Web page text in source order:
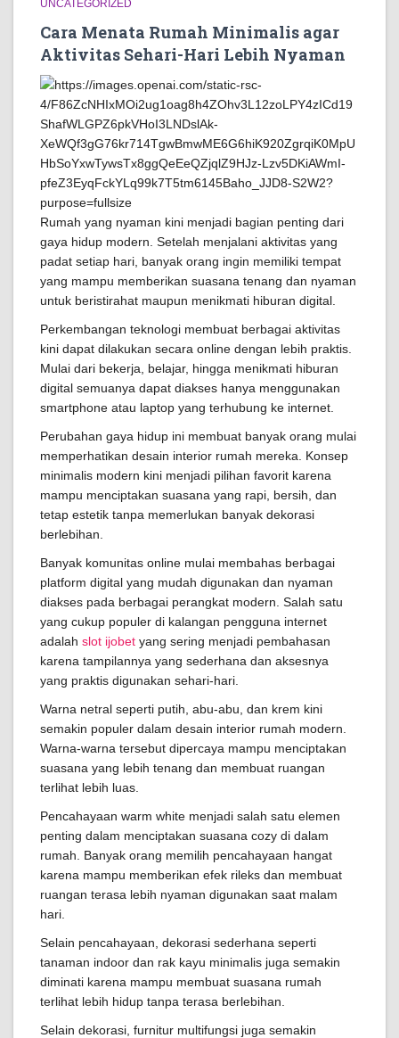
UNCATEGORIZED
Cara Menata Rumah Minimalis agar
Aktivitas Sehari-Hari Lebih Nyaman
Rumah yang nyaman kini menjadi bagian penting dari
gaya hidup modern. Setelah menjalani aktivitas yang
padat setiap hari, banyak orang ingin memiliki tempat
yang mampu memberikan suasana tenang dan nyaman
untuk beristirahat maupun menikmati hiburan digital.
Perkembangan teknologi membuat berbagai aktivitas
kini dapat dilakukan secara online dengan lebih praktis.
Mulai dari bekerja, belajar, hingga menikmati hiburan
digital semuanya dapat diakses hanya menggunakan
smartphone atau laptop yang terhubung ke internet.
Perubahan gaya hidup ini membuat banyak orang mulai
memperhatikan desain interior rumah mereka. Konsep
minimalis modern kini menjadi pilihan favorit karena
mampu menciptakan suasana yang rapi, bersih, dan
tetap estetik tanpa memerlukan banyak dekorasi
berlebihan.
Banyak komunitas online mulai membahas berbagai
platform digital yang mudah digunakan dan nyaman
diakses pada berbagai perangkat modern. Salah satu
yang cukup populer di kalangan pengguna internet
adalah slot ijobet yang sering menjadi pembahasan
karena tampilannya yang sederhana dan aksesnya
yang praktis digunakan sehari-hari.
Warna netral seperti putih, abu-abu, dan krem kini
semakin populer dalam desain interior rumah modern.
Warna-warna tersebut dipercaya mampu menciptakan
suasana yang lebih tenang dan membuat ruangan
terlihat lebih luas.
Pencahayaan warm white menjadi salah satu elemen
penting dalam menciptakan suasana cozy di dalam
rumah. Banyak orang memilih pencahayaan hangat
karena mampu memberikan efek rileks dan membuat
ruangan terasa lebih nyaman digunakan saat malam
hari.
Selain pencahayaan, dekorasi sederhana seperti
tanaman indoor dan rak kayu minimalis juga semakin
diminati karena mampu membuat suasana rumah
terlihat lebih hidup tanpa terasa berlebihan.
Selain dekorasi, furnitur multifungsi juga semakin